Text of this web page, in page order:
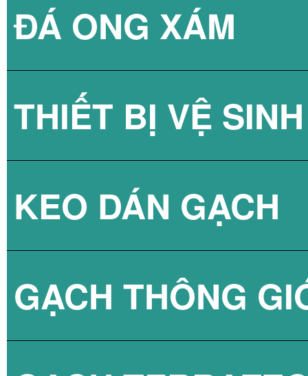
GẠCH KÍNH
GẠCH KÍNH
GẠCH KÍNH
ĐÁ ONG XÁM
THIẾT BỊ VỆ SINH
SEN TẮM
VÒI CHẬU
KEO DÁN GẠCH
KEO DÁN
GẠCH THÔNG